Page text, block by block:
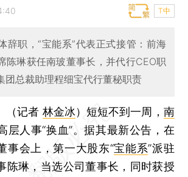
T中
辞职，“宝能系”代表正式接管：前海
陈琳获任南玻董事长，并代行CEO职
团总裁助理程细宝代行董秘职责
（记者 林金冰） 短短不到一周， 南
层人事“换血”。据其最新公告，在
事会上，第一大股东“宝能系”派驻
陈琳，当选公司董事长，同时获授